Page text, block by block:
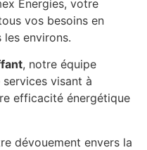
Énergies, votre
vos besoins en
les environs.
, notre équipe
visant à
efficacité énergétique
dévouement envers la